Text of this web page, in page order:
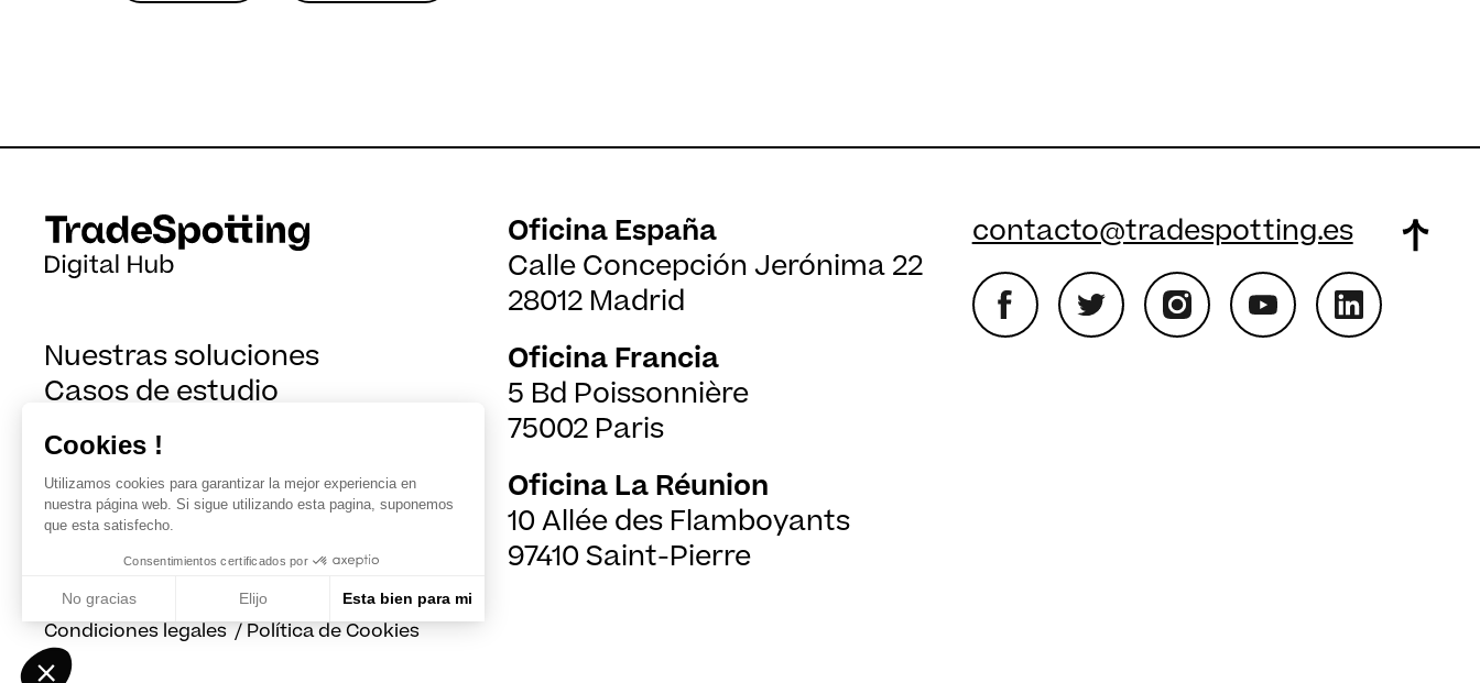
Cookies !
Utilizamos cookies para garantizar la mejor experiencia en
nuestra página web. Si sigue utilizando esta pagina, suponemos
que esta satisfecho.
Consentimientos certificados por
No gracias Elijo Esta bien para mi
Axeptio consent
Plateforme de Gestion du Consentement : Personnalisez vos Options
Notre plateforme vous permet d'adapter et de gérer vos paramètres de confidentialité, en garantissant la conformité avec les réglementations. Personnalisez vos préférences pour contrôler la manière dont
Nuestras soluciones
Casos de estudio
¿Quiénes somos?
Blog
Oficina España
Calle Concepción Jerónima 22
28012 Madrid
Oficina Francia
5 Bd Poissonnière
75002 Paris
Oficina La Réunion
10 Allée des Flamboyants
97410 Saint-Pierre
contacto@tradespotting.es
Condiciones legales/Política de Cookies